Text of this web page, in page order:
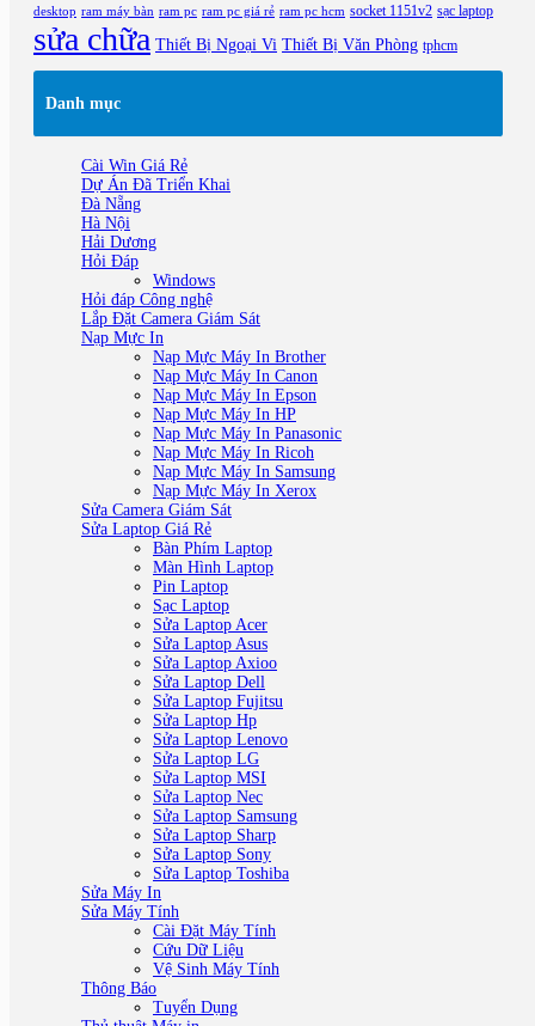
desktop ram máy bàn ram pc ram pc giá rẻ ram pc hcm socket 1151v2 sạc laptop
sửa chữa Thiết Bị Ngoại Vi Thiết Bị Văn Phòng tphcm
Danh mục
Cài Win Giá Rẻ
Dự Án Đã Triển Khai
Đà Nẵng
Hà Nội
Hải Dương
Hỏi Đáp
Windows
Hỏi đáp Công nghệ
Lắp Đặt Camera Giám Sát
Nạp Mực In
Nạp Mực Máy In Brother
Nạp Mực Máy In Canon
Nạp Mực Máy In Epson
Nạp Mực Máy In HP
Nạp Mực Máy In Panasonic
Nạp Mực Máy In Ricoh
Nạp Mực Máy In Samsung
Nạp Mực Máy In Xerox
Sửa Camera Giám Sát
Sửa Laptop Giá Rẻ
Bàn Phím Laptop
Màn Hình Laptop
Pin Laptop
Sạc Laptop
Sửa Laptop Acer
Sửa Laptop Asus
Sửa Laptop Axioo
Sửa Laptop Dell
Sửa Laptop Fujitsu
Sửa Laptop Hp
Sửa Laptop Lenovo
Sửa Laptop LG
Sửa Laptop MSI
Sửa Laptop Nec
Sửa Laptop Samsung
Sửa Laptop Sharp
Sửa Laptop Sony
Sửa Laptop Toshiba
Sửa Máy In
Sửa Máy Tính
Cài Đặt Máy Tính
Cứu Dữ Liệu
Vệ Sinh Máy Tính
Thông Báo
Tuyển Dụng